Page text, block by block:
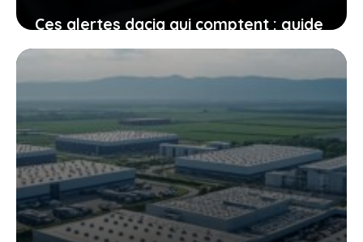
Ces alertes dacia qui comptent : guide
complet pour vous accompagner en
8 juin 2026